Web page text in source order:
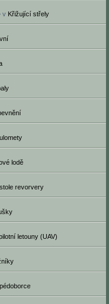
v Křižující střely
lodě
revorvery
letouny (UAV)